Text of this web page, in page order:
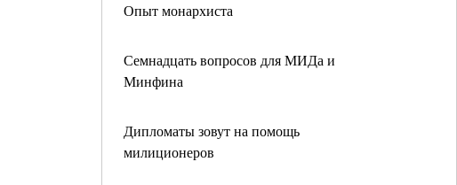
Опыт монархиста
Семнадцать вопросов для МИДа и
Минфина
Дипломаты зовут на помощь
милиционеров